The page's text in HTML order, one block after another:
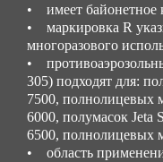
• имеет байонетное
• маркировка R
многоразового
•
305) подходят для:
7500, полнолицевых
6000, полумасок Jeta
6500, полнолицевых
• область